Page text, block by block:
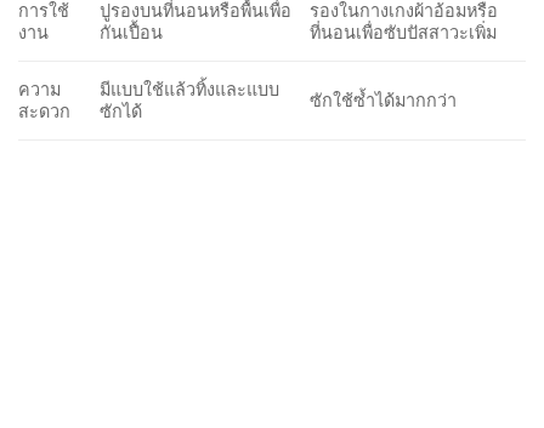
การใช้
งาน
ปูรองบนที่นอนหรือพื้นเพื่อ
กันเปื้อน
รองในกางเกงผ้าอ้อมหรือ
ที่นอนเพื่อซับปัสสาวะเพิ่ม
ความ
สะดวก
มีแบบใช้แล้วทิ้งและแบบ
ซักได้
ซักใช้ซ้ำได้มากกว่า